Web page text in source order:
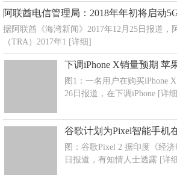
阿联酋电信管理局：2018年年初将启动
据阿联酋《海湾新闻》2017年12月25日报道，
（TRA）2017年1 [详细]
下调iPhone X销量预期 苹
图1：一名用户在购买iPhone
26日报道，在下调iPhone [详
图：谷歌Pixel 2 据印度《经
日报道，有知情人士透露 [详